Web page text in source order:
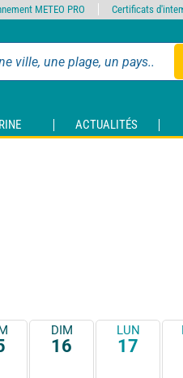
ACTUALITÉS
DIM
16
LUN
17
METEO PRO Certificats